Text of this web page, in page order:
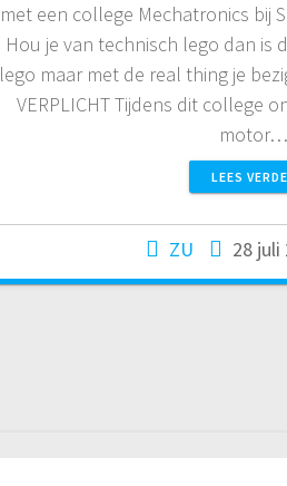
met een college Mechatronics bij
Hou je van technisch lego dan is
lego maar met de real thing je
VERPLICHT Tijdens dit college
motor…
LEES
ZU 28 juli